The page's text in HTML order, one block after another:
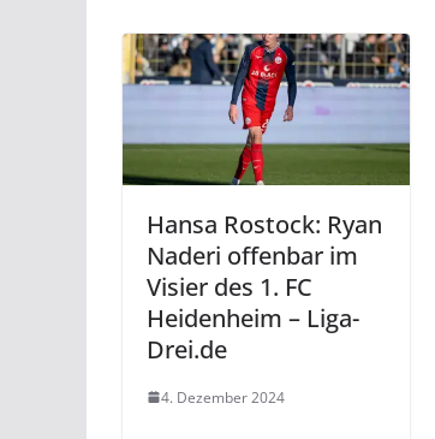
Hansa Rostock: Ryan
Naderi offenbar im
Visier des 1. FC
Heidenheim – Liga-
Drei.de
4. Dezember 2024